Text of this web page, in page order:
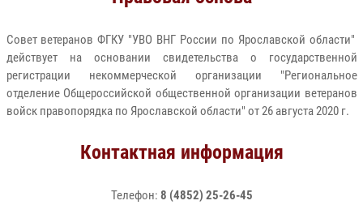
Совет ветеранов ФГКУ "УВО ВНГ России по Ярославской области"
действует на основании свидетельства о государственной
регистрации некоммерческой организации "Региональное
отделение Общероссийской общественной организации ветеранов
войск правопорядка по Ярославской области" от 26 августа 2020 г.
Контактная информация
Телефон: 8 (4852) 25-26-45